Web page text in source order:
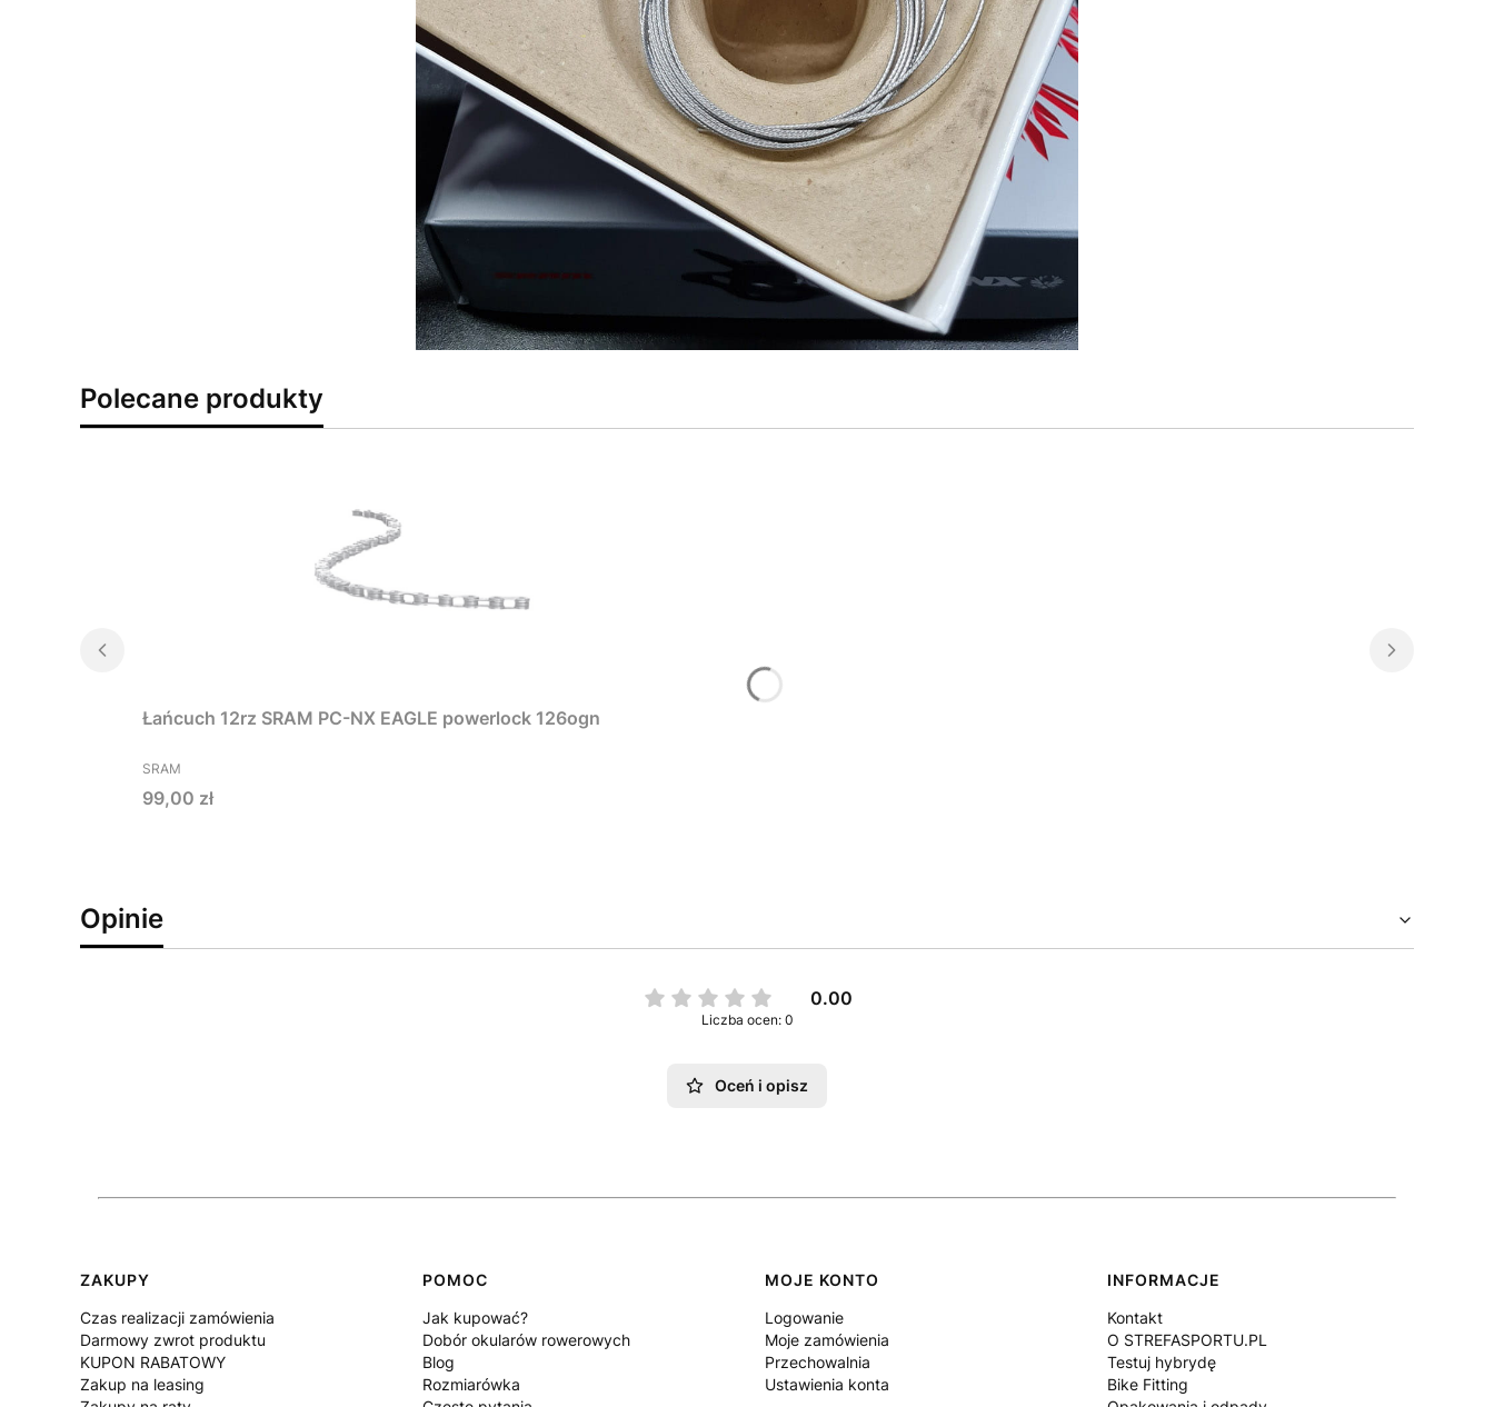
Polecane produkty
Łańcuch 12rz SRAM PC-NX EAGLE powerlock 126ogn
PRODUCENT
SRAM
Cena
99,00 zł
Opinie
0.00
Liczba ocen: 0
Oceń i opisz
Linki w stopce
ZAKUPY
Czas realizacji zamówienia
Darmowy zwrot produktu
KUPON RABATOWY
Zakup na leasing
POMOC
Jak kupować?
Dobór okularów rowerowych
Blog
Rozmiarówka
MOJE KONTO
Logowanie
Moje zamówienia
Przechowalnia
Ustawienia konta
INFORMACJE
Kontakt
O STREFASPORTU.PL
Testuj hybrydę
Bike Fitting